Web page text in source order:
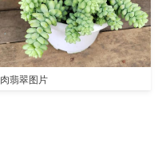
翡翠图片